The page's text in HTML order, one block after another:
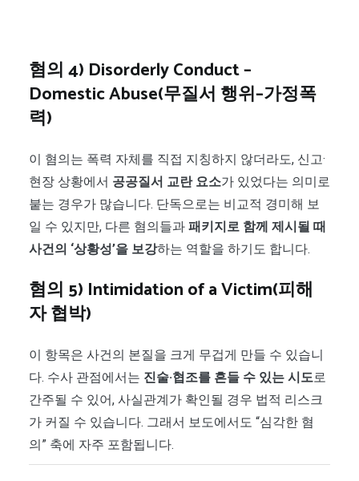
혐의 4) Disorderly Conduct –
Domestic Abuse(무질서 행위–가정폭
력)
이 혐의는 폭력 자체를 직접 지칭하지 않더라도, 신고·
현장 상황에서 공공질서 교란 요소가 있었다는 의미로
붙는 경우가 많습니다. 단독으로는 비교적 경미해 보
일 수 있지만, 다른 혐의들과 패키지로 함께 제시될 때
사건의 ‘상황성’을 보강하는 역할을 하기도 합니다.
혐의 5) Intimidation of a Victim(피해
자 협박)
이 항목은 사건의 본질을 크게 무겁게 만들 수 있습니
다. 수사 관점에서는 진술·협조를 흔들 수 있는 시도로
간주될 수 있어, 사실관계가 확인될 경우 법적 리스크
가 커질 수 있습니다. 그래서 보도에서도 “심각한 혐
의” 축에 자주 포함됩니다.